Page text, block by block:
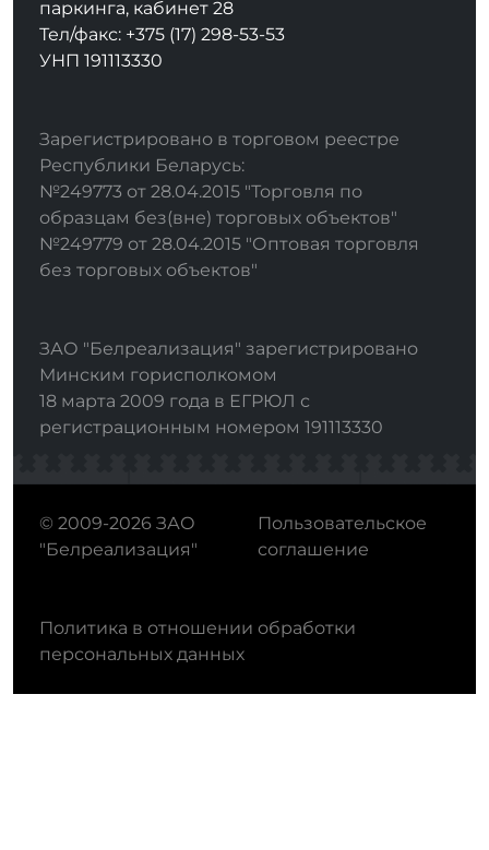
паркинга, кабинет 28
Тел/факс: +375 (17) 298-53-53
УНП 191113330
Зарегистрировано в торговом реестре
Республики Беларусь:
№249773 от 28.04.2015 "Торговля по
образцам без(вне) торговых объектов"
№249779 от 28.04.2015 "Оптовая торговля
без торговых объектов"
ЗАО "Белреализация" зарегистрировано
Минским горисполкомом
18 марта 2009 года в ЕГРЮЛ с
регистрационным номером 191113330
© 2009-2026 ЗАО
"Белреализация"
Пользовательское
соглашение
Политика в отношении обработки
персональных данных